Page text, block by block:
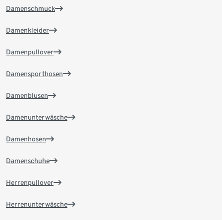
Damenschmuck
Damenkleider
Damenpullover
Damensporthosen
Damenblusen
Damenunterwäsche
Damenhosen
Damenschuhe
Herrenpullover
Herrenunterwäsche